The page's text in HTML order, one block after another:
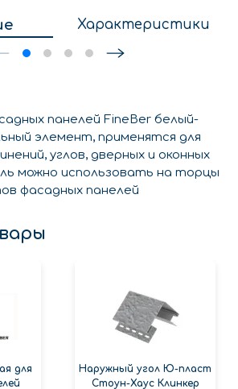
Характеристики
панелей FineBer белый-
элемент, применятся для
углов, дверных и оконных
можно использовать на торцы
фасадных панелей
для
Наружный угол Ю-пласт
Стоун-Хаус Клинкер